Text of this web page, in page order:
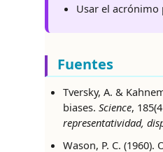
Usar el acrónimo
Fuentes
Tversky, A. &
biases. Science,
representatividad,
Wason, P. C.